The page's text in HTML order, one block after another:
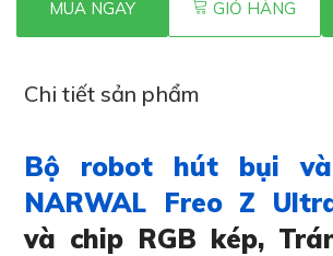
MUA NGAY GIỎ HÀNG
Chi tiết sản phẩm
Bộ robot hút bụi
NARWAL Freo Z
và chip RGB kép,